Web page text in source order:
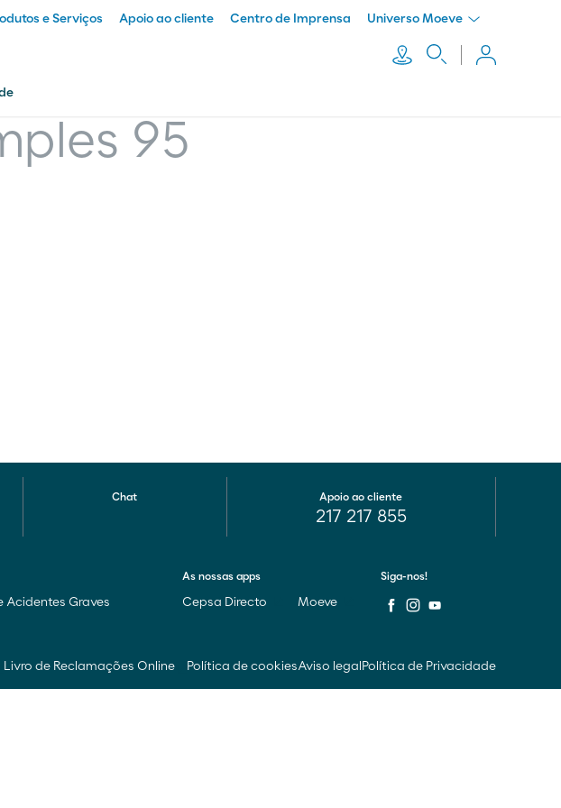
e Serviços Apoio ao cliente Centro de Imprensa Universo Moeve
95
Chat Apoio ao cliente
217 217 855
Acidentes Graves
As nossas apps
Cepsa Directo Moeve
Siga-nos!
Livro de Reclamações Online Política de cookiesAviso legal Política de Privacidade